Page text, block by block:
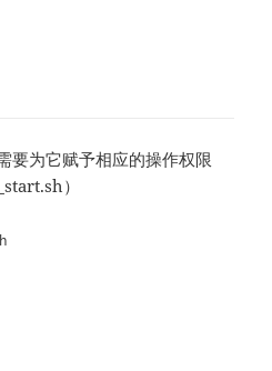
要为它赋予相应的操作权限
）